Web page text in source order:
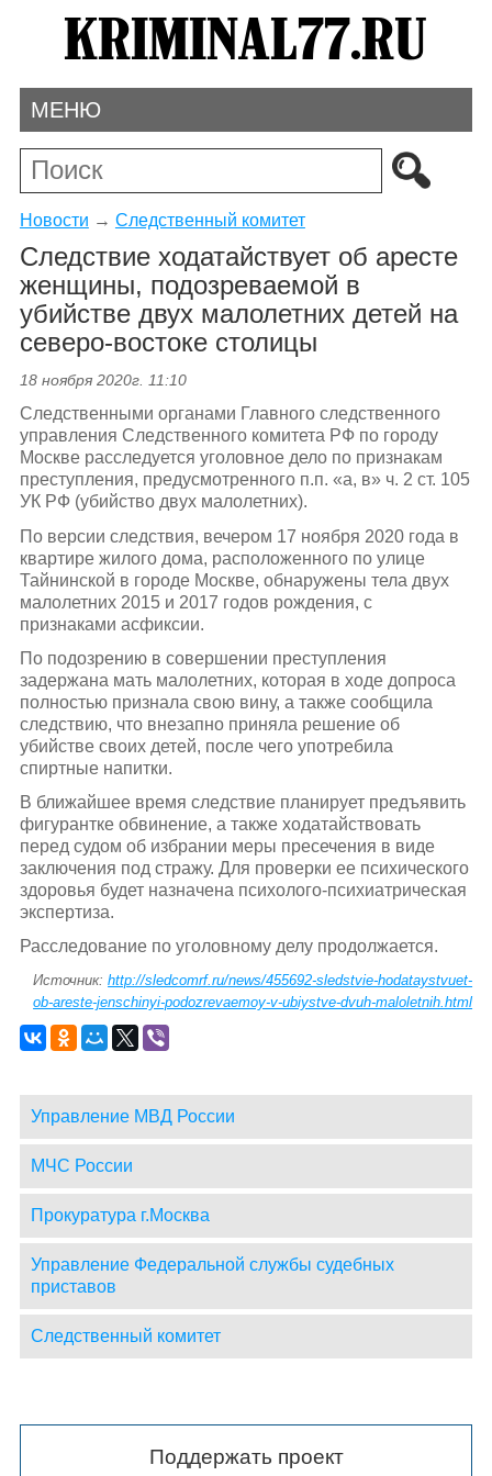
МЕНЮ
Новости → Следственный комитет
Следствие ходатайствует об аресте
женщины, подозреваемой в
убийстве двух малолетних детей на
северо-востоке столицы
18 ноября 2020г. 11:10
Следственными органами Главного следственного
управления Следственного комитета РФ по городу
Москве расследуется уголовное дело по признакам
преступления, предусмотренного п.п. «а, в» ч. 2 ст. 105
УК РФ (убийство двух малолетних).
По версии следствия, вечером 17 ноября 2020 года в
квартире жилого дома, расположенного по улице
Тайнинской в городе Москве, обнаружены тела двух
малолетних 2015 и 2017 годов рождения, с
признаками асфиксии.
По подозрению в совершении преступления
задержана мать малолетних, которая в ходе допроса
полностью признала свою вину, а также сообщила
следствию, что внезапно приняла решение об
убийстве своих детей, после чего употребила
спиртные напитки.
В ближайшее время следствие планирует предъявить
фигурантке обвинение, а также ходатайствовать
перед судом об избрании меры пресечения в виде
заключения под стражу. Для проверки ее психического
здоровья будет назначена психолого-психиатрическая
экспертиза.
Расследование по уголовному делу продолжается.
Источник:http://sledcomrf.ru/news/455692-sledstvie-hodataystvuet-
ob-areste-jenschinyi-podozrevaemoy-v-ubiystve-dvuh-maloletnih.html
Управление МВД России
МЧС России
Прокуратура г.Москва
Управление Федеральной службы судебных
приставов
Следственный комитет
Поддержать проект